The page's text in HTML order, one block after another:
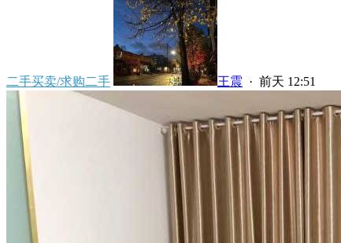
二手买卖/求购二手 王震 · 前天 12:51